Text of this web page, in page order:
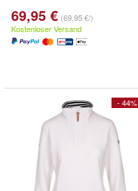
69,95 € (69,95 €/)
Kostenloser Versand
- 44%